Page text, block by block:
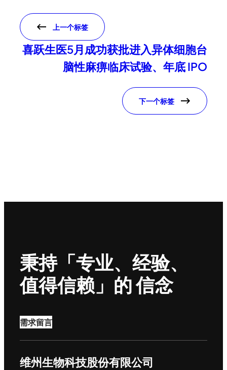
上一个标签
喜跃生医5月成功获批进入异体细胞台
脑性麻痹临床试验、年底 IPO
下一个标签
秉持「专业、经验、
值得信赖」的 信念
需求留言
维州生物科技股份有限公司